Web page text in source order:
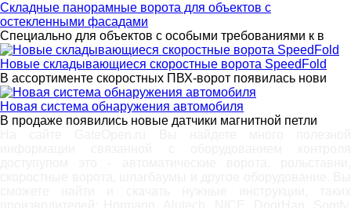
Складные панорамные ворота для объектов с
остекленными фасадами
Специально для объектов с особыми требованиями к в
Новые складывающиеся скоростные ворота SpeedFold
В ассортименте скоростных ПВХ-ворот появилась нови
Новая система обнаружения автомобиля
В продаже появились новые датчики магнитной петли